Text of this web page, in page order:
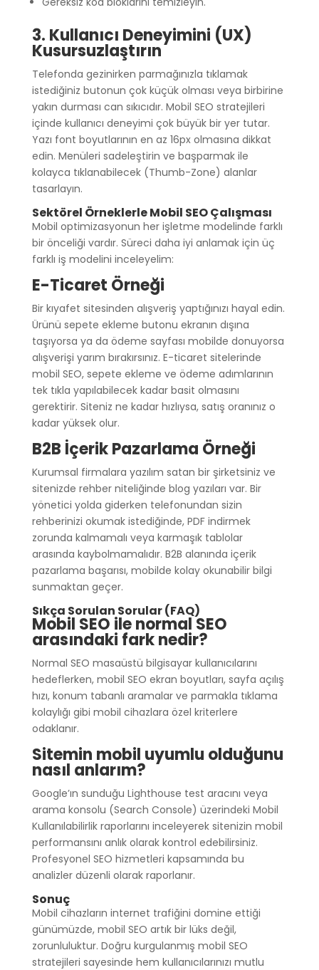
3. Kullanıcı Deneyimini (UX)
Kusursuzlaştırın
Telefonda gezinirken parmağınızla tıklamak
istediğiniz butonun çok küçük olması veya birbirine
yakın durması can sıkıcıdır. Mobil SEO stratejileri
içinde kullanıcı deneyimi çok büyük bir yer tutar.
Yazı font boyutlarının en az 16px olmasına dikkat
edin. Menüleri sadeleştirin ve başparmak ile
kolayca tıklanabilecek (Thumb-Zone) alanlar
tasarlayın.
Sektörel Örneklerle Mobil SEO Çalışması
Mobil optimizasyonun her işletme modelinde farklı
bir önceliği vardır. Süreci daha iyi anlamak için üç
farklı iş modelini inceleyelim:
E-Ticaret Örneği
Bir kıyafet sitesinden alışveriş yaptığınızı hayal edin.
Ürünü sepete ekleme butonu ekranın dışına
taşıyorsa ya da ödeme sayfası mobilde donuyorsa
alışverişi yarım bırakırsınız. E-ticaret sitelerinde
mobil SEO, sepete ekleme ve ödeme adımlarının
tek tıkla yapılabilecek kadar basit olmasını
gerektirir. Siteniz ne kadar hızlıysa, satış oranınız o
kadar yüksek olur.
B2B İçerik Pazarlama Örneği
Kurumsal firmalara yazılım satan bir şirketsiniz ve
sitenizde rehber niteliğinde blog yazıları var. Bir
yönetici yolda giderken telefonundan sizin
rehberinizi okumak istediğinde, PDF indirmek
zorunda kalmamalı veya karmaşık tablolar
arasında kaybolmamalıdır. B2B alanında içerik
pazarlama başarısı, mobilde kolay okunabilir bilgi
sunmaktan geçer.
Sıkça Sorulan Sorular (FAQ)
Mobil SEO ile normal SEO
arasındaki fark nedir?
Normal SEO masaüstü bilgisayar kullanıcılarını
hedeflerken, mobil SEO ekran boyutları, sayfa açılış
hızı, konum tabanlı aramalar ve parmakla tıklama
kolaylığı gibi mobil cihazlara özel kriterlere
odaklanır.
Sitemin mobil uyumlu olduğunu
nasıl anlarım?
Google’ın sunduğu Lighthouse test aracını veya
arama konsolu (Search Console) üzerindeki Mobil
Kullanılabilirlik raporlarını inceleyerek sitenizin mobil
performansını anlık olarak kontrol edebilirsiniz.
Profesyonel SEO hizmetleri kapsamında bu
analizler düzenli olarak raporlanır.
Sonuç
Mobil cihazların internet trafiğini domine ettiği
günümüzde, mobil SEO artık bir lüks değil,
zorunluluktur. Doğru kurgulanmış mobil SEO
stratejileri sayesinde hem kullanıcılarınızı mutlu